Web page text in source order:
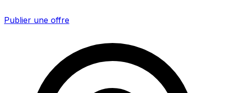
Publier une offre